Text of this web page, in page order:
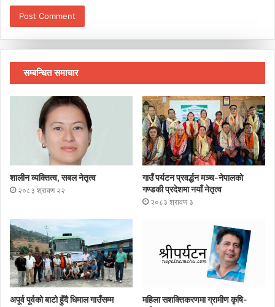
सम्बन्धित समाचार
शालीन व्यक्तित्व, सबल नेतृत्व
२०८३ श्रावण २२
गाउँ पर्यटन प्रवर्द्धन मञ्च-नेपालकाे
गण्डकी प्रदेशमा नयाँ नेतृत्व
२०८३ श्रावण ३
अपूर्व पूर्वको बाटो हुँदै धिमाल गाउँसम्म
महिला सशक्तिकरणमा ग्रामीण कृषि-